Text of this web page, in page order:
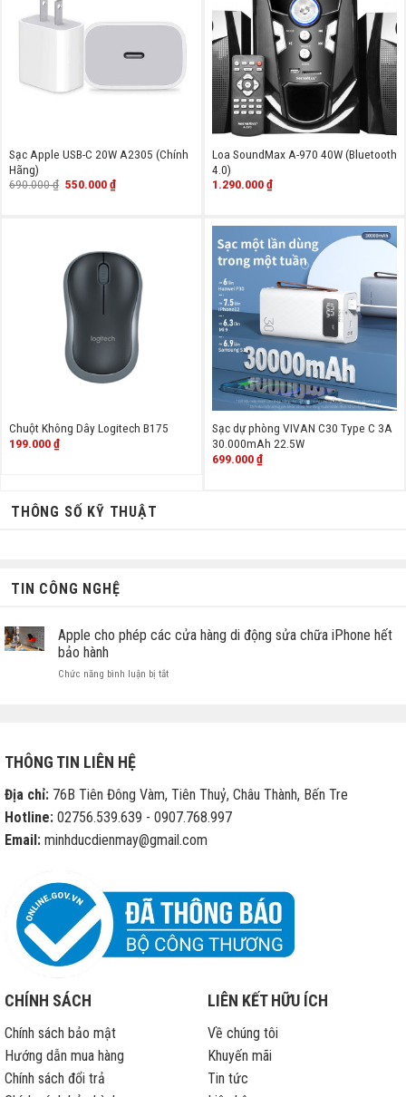
Sạc Apple USB-C 20W A2305 (Chính
Hãng)
690.000₫ Giá
550.000₫Giá
Loa SoundMax A-970 40W (Bluetooth
4.0)
1.290.000₫
Chuột Không Dây Logitech B175
199.000₫
Sạc dự phòng VIVAN C30 Type C 3A
30.000mAh 22.5W
699.000₫
THÔNG SỐ KỸ THUẬT
TIN CÔNG NGHỆ
Apple cho phép các cửa hàng di động sửa chữa iPhone hết
bảo hành
Chức năng bình luận bị tắtở
động
sửa
iPhone
hành
THÔNG TIN LIÊN HỆ
Địa chỉ: 76B Tiên Đông Vàm, Tiên Thuỷ, Châu Thành, Bến Tre
Hotline: 02756.539.639 - 0907.768.997
Email: minhducdienmay@gmail.com
CHÍNH SÁCH
Chính sách bảo mật
Hướng dẫn mua hàng
Chính sách đổi trả
LIÊN KẾT HỮU ÍCH
Về chúng tôi
Khuyến mãi
Tin tức